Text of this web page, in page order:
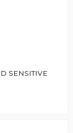
SENSITIVE